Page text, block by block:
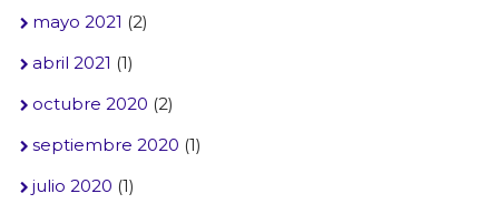
mayo 2021 (2)
abril 2021 (1)
octubre 2020 (2)
septiembre 2020 (1)
julio 2020 (1)